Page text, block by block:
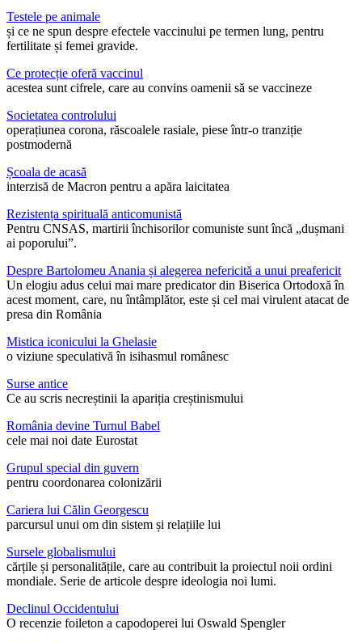
Testele pe animale
și ce ne spun despre efectele vaccinului pe termen lung, pentru
fertilitate și femei gravide.
Ce protecție oferă vaccinul
acestea sunt cifrele, care au convins oamenii să se vaccineze
Societatea controlului
operațiunea corona, răscoalele rasiale, piese într-o tranziție
postmodernă
Școala de acasă
interzisă de Macron pentru a apăra laicitatea
Rezistența spirituală anticomunistă
Pentru CNSAS, martirii închisorilor comuniste sunt încă „dușmani
ai poporului”.
Despre Bartolomeu Anania și alegerea nefericită a unui preafericit
Un elogiu adus celui mai mare predicator din Biserica Ortodoxă în
acest moment, care, nu întâmplător, este și cel mai virulent atacat de
presa din România
Mistica iconicului la Ghelasie
o viziune speculativă în isihasmul românesc
Surse antice
Ce au scris necreștinii la apariția creștinismului
România devine Turnul Babel
cele mai noi date Eurostat
Grupul special din guvern
pentru coordonarea colonizării
Cariera lui Călin Georgescu
parcursul unui om din sistem și relațiile lui
Sursele globalismului
cărțile și personalitățile, care au contribuit la proiectul noii ordini
mondiale. Serie de articole despre ideologia noi lumi.
Declinul Occidentului
O recenzie foileton a capodoperei lui Oswald Spengler